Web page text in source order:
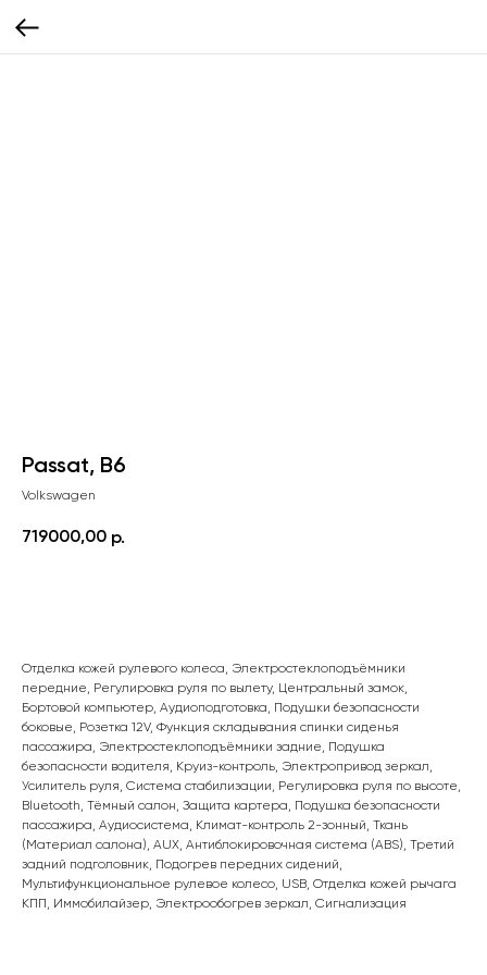
Passat, B6
Volkswagen
719000,00 р.
Отделка кожей рулевого колеса, Электростеклоподъёмники
передние, Регулировка руля по вылету, Центральный замок,
Бортовой компьютер, Аудиоподготовка, Подушки безопасности
боковые, Розетка 12V, Функция складывания спинки сиденья
пассажира, Электростеклоподъёмники задние, Подушка
безопасности водителя, Круиз-контроль, Электропривод зеркал,
Усилитель руля, Система стабилизации, Регулировка руля по высоте,
Bluetooth, Тёмный салон, Защита картера, Подушка безопасности
пассажира, Аудиосистема, Климат-контроль 2-зонный, Ткань
(Материал салона), AUX, Антиблокировочная система (ABS), Третий
задний подголовник, Подогрев передних сидений,
Мультифункциональное рулевое колесо, USB, Отделка кожей рычага
КПП, Иммобилайзер, Электрообогрев зеркал, Сигнализация